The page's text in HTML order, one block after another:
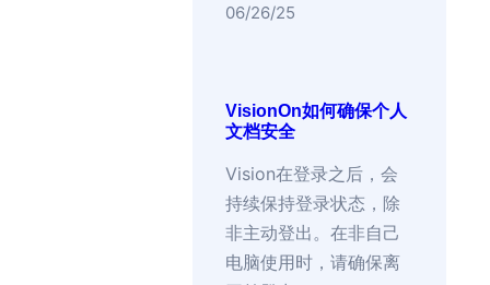
06/26/25
VisionOn如何确保个人
文档安全
Vision在登录之后，会
持续保持登录状态，除
非主动登出。在非自己
电脑使用时，请确保离